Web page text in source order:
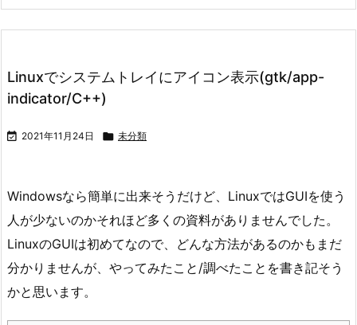
Linuxでシステムトレイにアイコン表示(gtk/app-
indicator/C++)
 2021年11月24日  未分類
Windowsなら簡単に出来そうだけど、LinuxではGUIを使う
人が少ないのかそれほど多くの資料がありませんでした。
LinuxのGUIは初めてなので、どんな方法があるのかもまだ
分かりませんが、やってみたこと/調べたことを書き記そう
かと思います。